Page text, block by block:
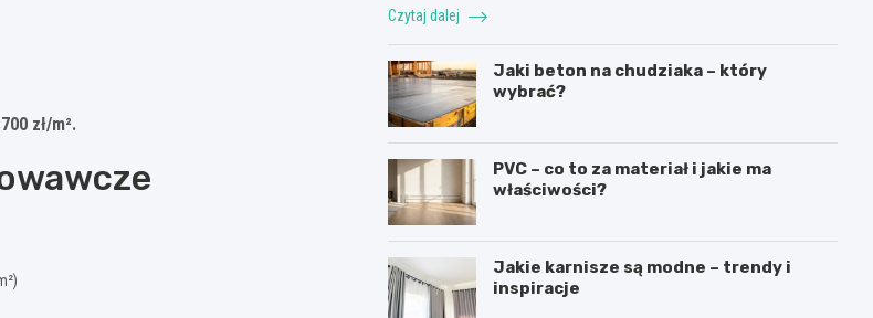
zł/m².
Czytaj dalej
Jaki beton na chudziaka – który
wybrać?
PVC – co to za materiał i jakie ma
właściwości?
Jakie karnisze są modne – trendy i
inspiracje